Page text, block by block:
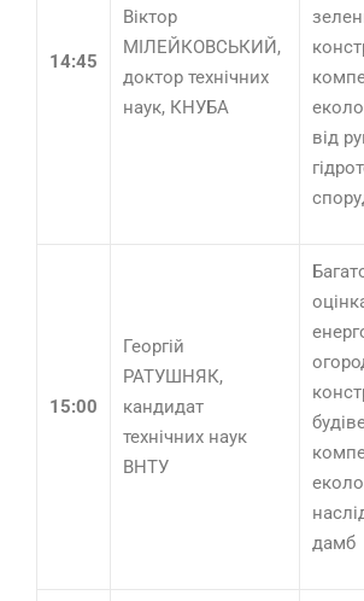
14:45
Віктор
МІЛЕЙКОВСЬКИЙ,
доктор технічних
наук, КНУБА
від
15:00
Георгій
РАТУШНЯК,
кандидат
технічних наук
ВНТУ
дамб